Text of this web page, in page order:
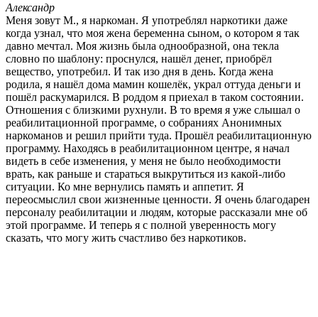
Александр
Меня зовут М., я наркоман. Я употреблял наркотики даже
когда узнал, что моя жена беременна сыном, о котором я так
давно мечтал. Моя жизнь была однообразной, она текла
словно по шаблону: проснулся, нашёл денег, приобрёл
вещество, употребил. И так изо дня в день. Когда жена
родила, я нашёл дома мамин кошелёк, украл оттуда деньги и
пошёл раскумарился. В роддом я приехал в таком состоянии.
Отношения с близкими рухнули. В то время я уже слышал о
реабилитационной программе, о собраниях Анонимных
наркоманов и решил прийти туда. Прошёл реабилитационную
программу. Находясь в реабилитационном центре, я начал
видеть в себе изменения, у меня не было необходимости
врать, как раньше и стараться выкрутиться из какой-либо
ситуации. Ко мне вернулись память и аппетит. Я
переосмыслил свои жизненные ценности. Я очень благодарен
персоналу реабилитации и людям, которые рассказали мне об
этой программе. И теперь я с полной уверенность могу
сказать, что могу жить счастливо без наркотиков.